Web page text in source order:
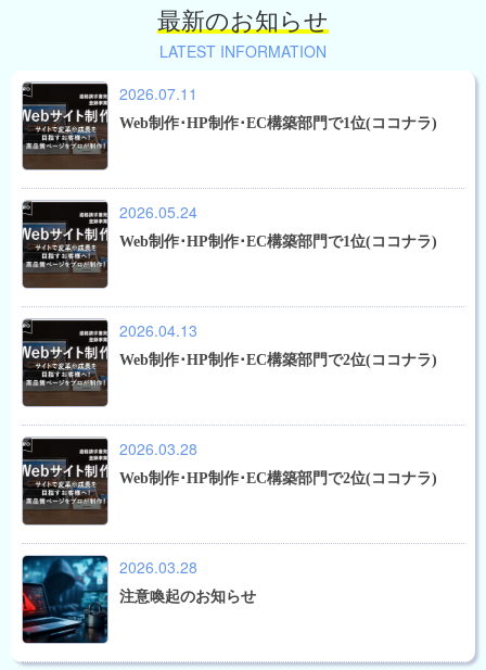
最新のお知らせ
LATEST INFORMATION
2026.07.11
Web制作･HP制作･EC構築部門で1位(ココナラ)
2026.05.24
Web制作･HP制作･EC構築部門で1位(ココナラ)
2026.04.13
Web制作･HP制作･EC構築部門で2位(ココナラ)
2026.03.28
Web制作･HP制作･EC構築部門で2位(ココナラ)
2026.03.28
注意喚起のお知らせ